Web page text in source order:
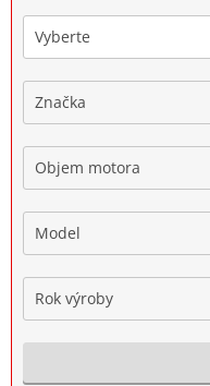
Vyberte
Značka
Objem motora
Model
Rok výroby